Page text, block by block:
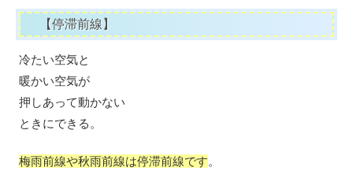
【停滞前線】
冷たい空気と
暖かい空気が
押しあって動かない
ときにできる。
梅雨前線や秋雨前線は停滞前線です。